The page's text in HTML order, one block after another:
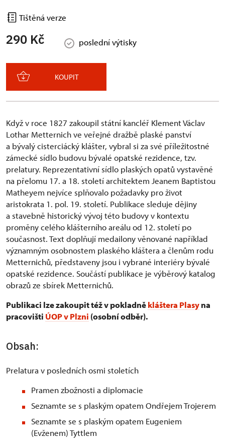
Tištěná verze
290 Kč poslední výtisky
KOUPIT
Když v roce 1827 zakoupil státní kancléř Klement Václav
Lothar Metternich ve veřejné dražbě plaské panství
a bývalý cisterciácký klášter, vybral si za své příležitostné
zámecké sídlo budovu bývalé opatské rezidence, tzv.
prelatury. Reprezentativní sídlo plaských opatů vystavěné
na přelomu 17. a 18. století architektem Jeanem Baptistou
Matheyem nejvíce splňovalo požadavky pro život
aristokrata 1. pol. 19. století. Publikace sleduje dějiny
a stavebně historický vývoj této budovy v kontextu
proměny celého klášterního areálu od 12. století po
současnost. Text doplňují medailony věnované například
významným osobnostem plaského kláštera a členům rodu
Metternichů, představeny jsou i vybrané interiéry bývalé
opatské rezidence. Součástí publikace je výběrový katalog
obrazů ze sbírek Metternichů.
Publikaci lze zakoupit též v pokladněkláštera Plasyna
pracovišti ÚOP v Plzni (osobní odběr).
Obsah:
Prelatura v posledních osmi stoletích
Pramen zbožnosti a diplomacie
Seznamte se s plaským opatem Ondřejem Trojerem
Seznamte se s plaským opatem Eugeniem
(Evženem) Tyttlem